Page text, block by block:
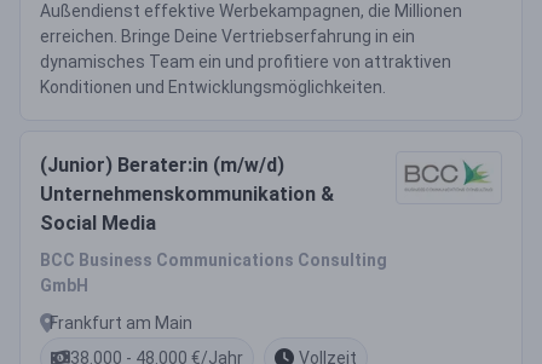
Außendienst effektive Werbekampagnen, die Millionen
erreichen. Bringe Deine Vertriebserfahrung in ein
dynamisches Team ein und profitiere von attraktiven
Konditionen und Entwicklungsmöglichkeiten.
(Junior) Berater:in (m/w/d)
Unternehmenskommunikation &
Social Media
BCC Business Communications Consulting
GmbH
Frankfurt am Main
38.000 - 48.000 €/Jahr
Vollzeit